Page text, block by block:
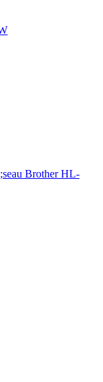
Brother HL-